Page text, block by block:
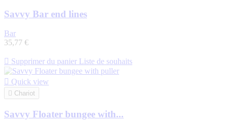
Savvy Bar end lines
Bar
35,77 €
 Supprimer du panier Liste de souhaits
 Quick view
 Chariot
Savvy Floater bungee with...